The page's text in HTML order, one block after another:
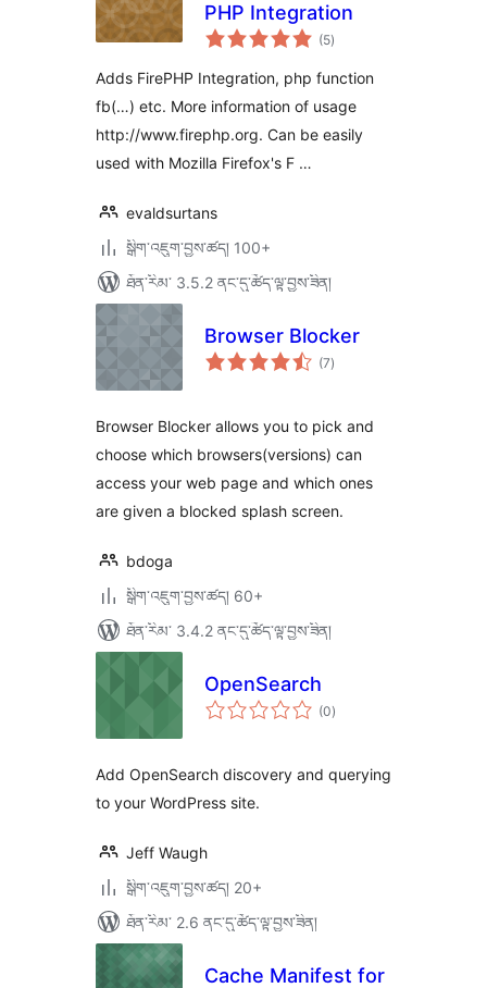
PHP Integration
(5གདེང་
འཇོག་
ཚང་།
)
Adds FirePHP Integration, php function
fb(…) etc. More information of usage
http://www.firephp.org. Can be easily
used with Mozilla Firefox's F …
evaldsurtans
སྒྲིག་འཇུག་བྱས་ཚད། 100+
ཐོན་རིམ་ 3.5.2 ནང་དུ་ཚོད་ལྟ་བྱས་ཟིན།
Browser Blocker
(7གདེང་
འཇོག་
)
Browser Blocker allows you to pick and
choose which browsers(versions) can
access your web page and which ones
are given a blocked splash screen.
bdoga
སྒྲིག་འཇུག་བྱས་ཚད། 60+
ཐོན་རིམ་ 3.4.2 ནང་དུ་ཚོད་ལྟ་བྱས་ཟིན།
OpenSearch
(0གདེང་
འཇོག་
)
Add OpenSearch discovery and querying
to your WordPress site.
Jeff Waugh
སྒྲིག་འཇུག་བྱས་ཚད། 20+
ཐོན་རིམ་ 2.6 ནང་དུ་ཚོད་ལྟ་བྱས་ཟིན།
Cache Manifest for